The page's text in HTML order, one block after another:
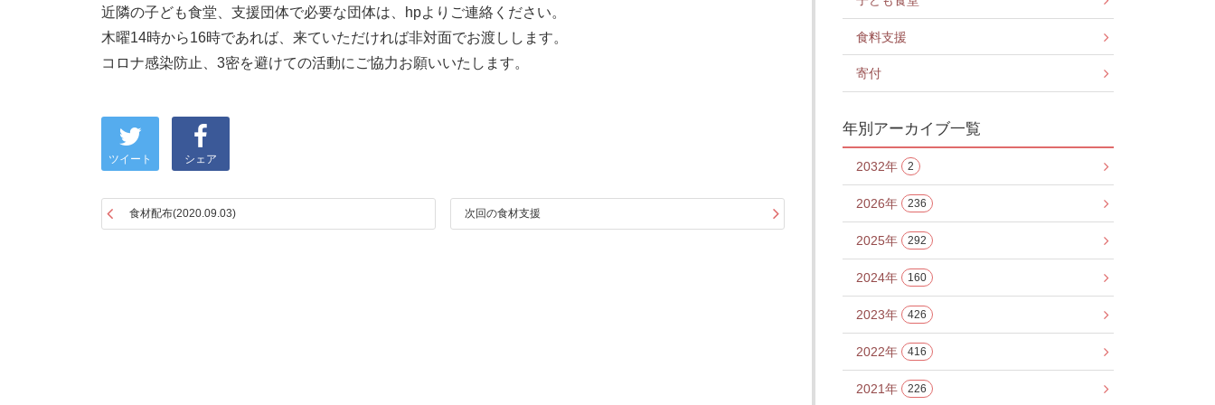
近隣の子ども食堂、支援団体で必要な団体は、hpよりご連絡ください。
木曜14時から16時であれば、来ていただければ非対面でお渡しします。
コロナ感染防止、3密を避けての活動にご協力お願いいたします。
ツイート シェア
次回の食材支援
食材配布(2020.09.03)
食料支援
寄付
年別アーカイブ一覧
2032年 2
2026年 236
2025年 292
2024年 160
2023年 426
2022年 416
2021年 226